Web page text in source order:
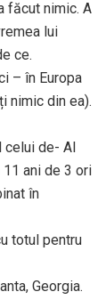
făcut nimic. A
lui
ce.
– în Europa
nimic din ea).
celui de- Al
ani de 3 ori
în
totul pentru
Georgia.